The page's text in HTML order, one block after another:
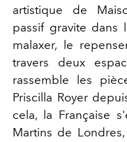
artistique de
passif gravite dans
malaxer, le
travers deux
rassemble les
Priscilla Royer
cela, la Française
Martins de